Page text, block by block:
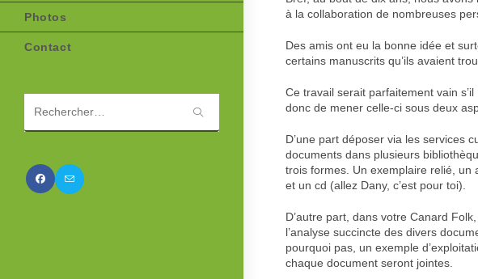
Photos
Contact
Rechercher
sur
site
à la collaboration de nombreuses
Des amis ont eu la bonne idée et
certains manuscrits qu’ils avaient
Ce travail serait parfaitement vain
donc de mener celle-ci sous deux
D’une part déposer via les services
documents dans plusieurs
trois formes. Un exemplaire relié, un
et un cd (allez Dany, c’est pour toi).
D’autre part, dans votre Canard
l’analyse succincte des divers
pourquoi pas, un exemple
chaque document seront jointes.